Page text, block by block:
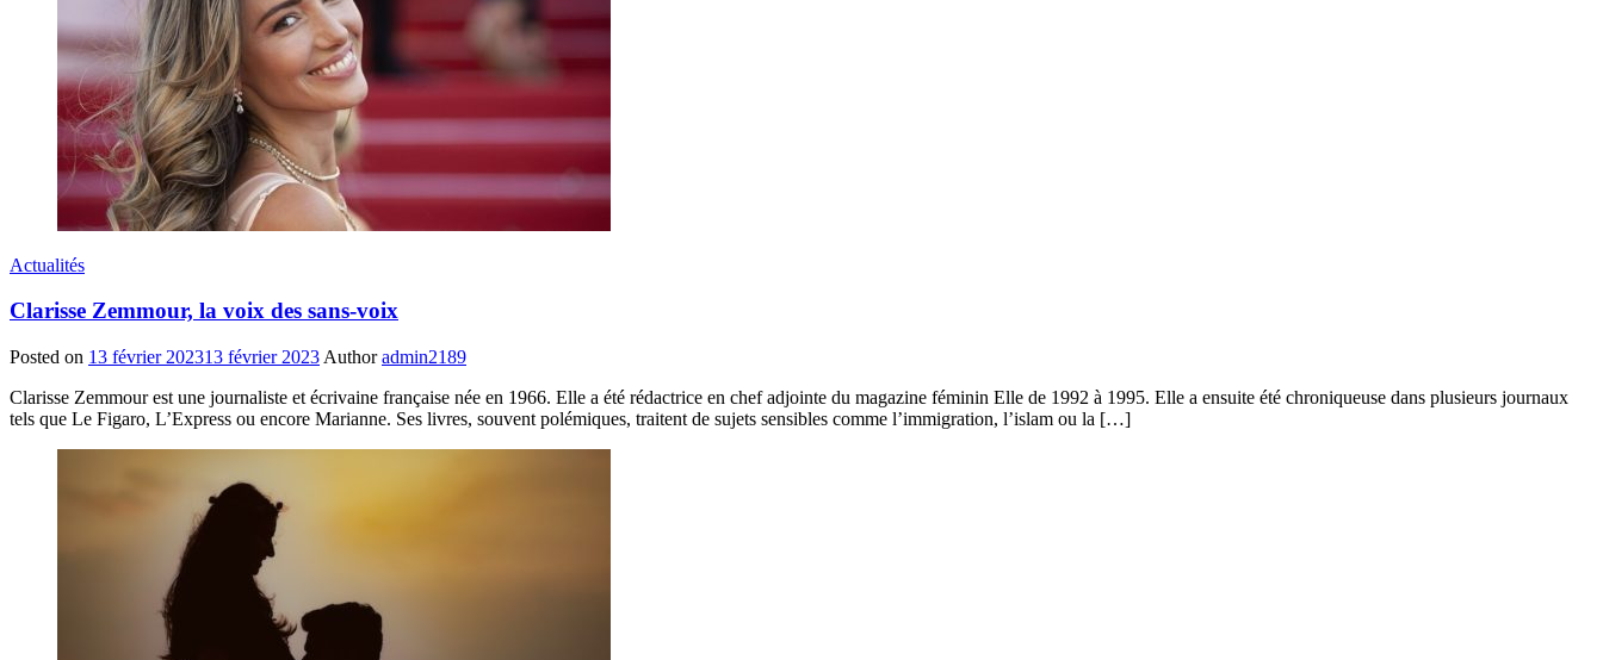
Actualités
Clarisse Zemmour, la voix des sans-voix
Posted on 13 février 202313 février 2023 Author admin2189
Clarisse Zemmour est une journaliste et écrivaine française née en 1966. Elle a été rédactrice en chef adjointe du magazine féminin Elle de 1992 à 1995. Elle a ensuite été chroniqueuse dans plusieurs journaux
tels que Le Figaro, L’Express ou encore Marianne. Ses livres, souvent polémiques, traitent de sujets sensibles comme l’immigration, l’islam ou la […]